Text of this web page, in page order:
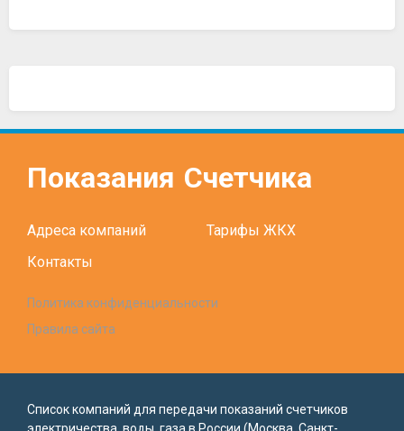
Показания Счетчика
Адреса компаний
Тарифы ЖКХ
Контакты
Политика конфиденциальности
Правила сайта
Список компаний для передачи показаний счетчиков